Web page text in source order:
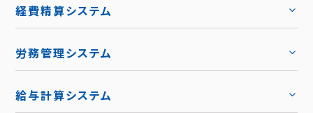
料金
キャリア採用
導入事例
経費精算システム
労務管理システム
給与計算システム